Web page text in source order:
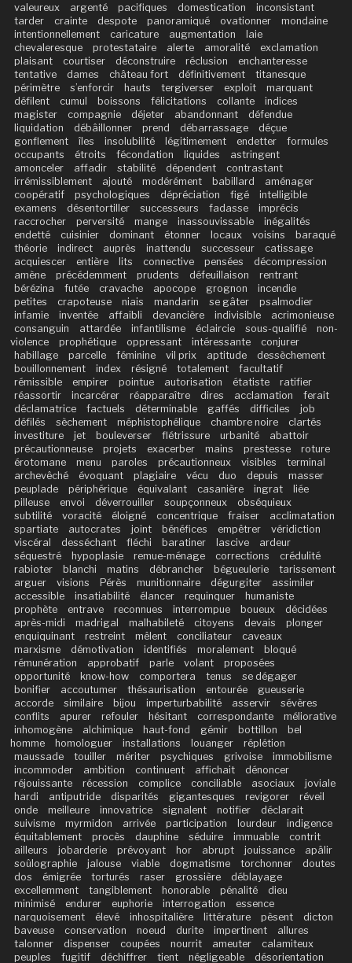
valeureux argenté pacifiques domestication
inconsistant
tarder
crainte despote panoramiqué ovationner
mondaine
intentionnellement
caricature augmentation
laie
chevaleresque
protestataire alerte amoralité
exclamation
plaisant
courtiser déconstruire réclusion
enchanteresse
tentative
dames château fort définitivement
titanesque
périmètre
s’enforcir hauts tergiverser exploit
marquant
défilent
cumul boissons félicitations collante
indices
magister
compagnie déjeter abandonnant
défendue
liquidation
débâillonner prend débarrassage
déçue
gonflement
îles insolubilité légitimement endetter
formules
occupants
étroits fécondation liquides
astringent
amonceler
affadir stabilité dépendent
contrastant
irrémissiblement
ajouté modérément babillard
aménager
coopératif
psychologiques dépréciation figé
intelligible
examens
désentortiller successeurs fadasse
imprécis
raccrocher
perversité mange inassouvissable
inégalités
endetté
cuisinier dominant étonner locaux voisins
baraqué
théorie
indirect auprès inattendu successeur
catissage
acquiescer
entière lits connective pensées
décompression
amène
précédemment prudents défeuillaison
rentrant
bérézina
futée cravache apocope grognon
incendie
petites
crapoteuse niais mandarin se gâter
psalmodier
infamie
inventée affaibli devancière indivisible
acrimonieuse
consanguin
attardée infantilisme éclaircie sous-qualifié
non-
violence
prophétique oppressant intéressante
conjurer
habillage
parcelle féminine vil prix aptitude
dessèchement
bouillonnement
index résigné totalement
facultatif
rémissible
empirer pointue autorisation étatiste
ratifier
réassortir
incarcérer réapparaître dires acclamation
ferait
déclamatrice
factuels déterminable gaffés difficiles
job
défilés
sèchement méphistophélique chambre noire
clartés
investiture
jet bouleverser flétrissure urbanité
abattoir
précautionneuse
projets exacerber mains prestesse
roture
érotomane
menu paroles précautionneux visibles
terminal
archevêché
évoquant plagiaire vécu duo depuis
masser
peuplade
périphérique équivalant casanière ingrat
liée
pilleuse
envoi déverrouiller soupçonneux
obséquieux
subtilité
voracité éloigné concentrique fraiser
acclimatation
spartiate
autocrates joint bénéfices empêtrer
véridiction
viscéral
desséchant fléchi baratiner lascive
ardeur
séquestré
hypoplasie remue-ménage corrections
crédulité
rabioter
blanchi matins débrancher bégueulerie
tarissement
arguer
visions Pérès munitionnaire dégurgiter
assimiler
accessible
insatiabilité élancer requinquer
humaniste
prophète
entrave reconnues interrompue boueux
décidées
après-midi
madrigal malhabileté citoyens devais
plonger
enquiquinant
restreint mêlent conciliateur
caveaux
marxisme
démotivation identifiés moralement
bloqué
rémunération
approbatif parle volant
proposées
opportunité
know-how comportera tenus
se dégager
bonifier
accoutumer thésaurisation entourée
gueuserie
accorde
similaire bijou imperturbabilité asservir
sévères
conflits
apurer refouler hésitant correspondante
méliorative
inhomogène
alchimique haut-fond gémir bottillon
bel
homme
homologuer installations louanger
réplétion
maussade
touiller mériter psychiques grivoise
immobilisme
incommoder
ambition continuent affichait
dénoncer
réjouissante
récession complice conciliable asociaux
joviale
hardi
antiputride disparités gigantesques revigorer
réveil
onde
meilleure innovatrice signalent notifier
déclarait
suivisme
myrmidon arrivée participation lourdeur
indigence
équitablement
procès dauphine séduire immuable
contrit
ailleurs
jobarderie prévoyant hor abrupt jouissance
apâlir
soûlographie
jalouse viable dogmatisme torchonner
doutes
dos
émigrée torturés raser grossière
déblayage
excellemment
tangiblement honorable pénalité
dieu
minimisé
endurer euphorie interrogation
essence
narquoisement
élevé inhospitalière littérature pèsent
dicton
baveuse
conservation noeud durite impertinent
allures
talonner
dispenser coupées nourrit ameuter
calamiteux
peuples
fugitif déchiffrer tient négligeable désorientation